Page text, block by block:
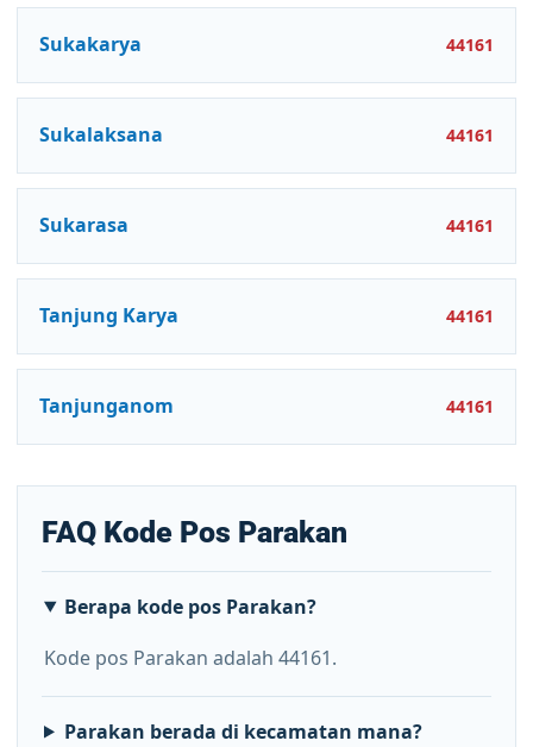
Sukakarya 44161
Sukalaksana 44161
Sukarasa 44161
Tanjung Karya 44161
Tanjunganom 44161
FAQ Kode Pos Parakan
Berapa kode pos Parakan?
Kode pos Parakan adalah 44161.
Parakan berada di kecamatan mana?